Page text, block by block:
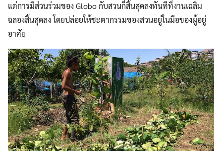
แต่การมีส่วนร่วมของ Globo กับสวนก็สิ้นสุดลงทันทีที่งานเฉลิม
ฉลองสิ้นสุดลง โดยปล่อยให้ชะตากรรมของสวนอยู่ในมือของผู้อยู่
อาศัย